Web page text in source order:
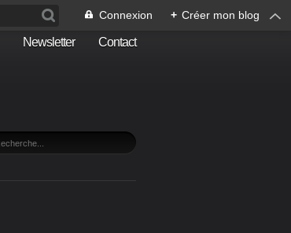
Connexion + Créer mon blog
Newsletter Contact